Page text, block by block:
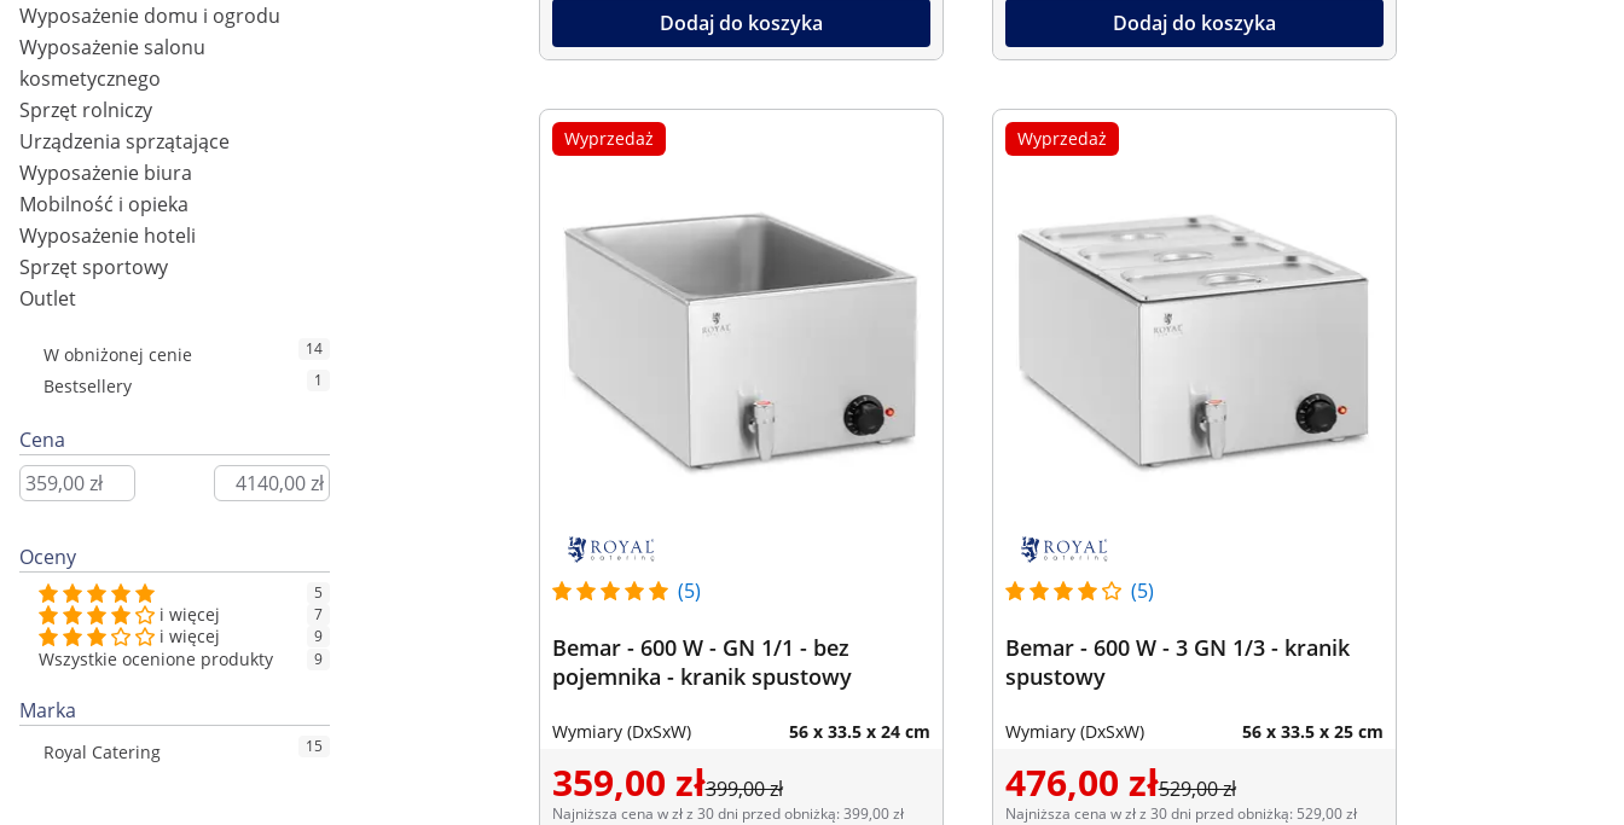
Wyposażenie domu i ogrodu
Wyposażenie salonu
kosmetycznego
Sprzęt rolniczy
Urządzenia sprzątające
Wyposażenie biura
Mobilność i opieka
Wyposażenie hoteli
Sprzęt sportowy
Outlet
W obniżonej cenie 14
Bestsellery 1
Cena
Oceny
5
i więcej 7
i więcej 9
Wszystkie ocenione produkty 9
Marka
Royal Catering 15
Dodaj do koszyka Dodaj do koszyka
Wyprzedaż
(5)
Bemar - 600 W - GN 1/1 - bez
pojemnika - kranik spustowy
Wymiary (DxSxW) 56 x 33.5 x 24 cm
359,00 zł399,00 zł
Najniższa cena w zł z 30 dni przed obniżką: 399,00 zł
Wyprzedaż
(5)
Bemar - 600 W - 3 GN 1/3 - kranik
spustowy
Wymiary (DxSxW) 56 x 33.5 x 25 cm
476,00 zł529,00 zł
Najniższa cena w zł z 30 dni przed obniżką: 529,00 zł